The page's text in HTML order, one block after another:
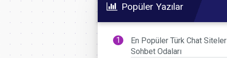
Popüler Yazılar
En Popüler Türk Chat
Sohbet Odaları